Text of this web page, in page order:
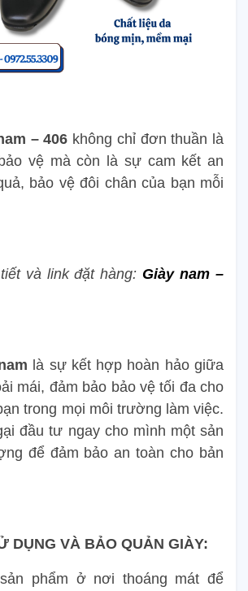
– 406 không chỉ đơn thuần là
vệ mà còn là sự cam kết an
bảo vệ đôi chân của bạn mỗi
và link đặt hàng: Giày nam –
là sự kết hợp hoàn hảo giữa
mái, đảm bảo bảo vệ tối đa cho
trong mọi môi trường làm việc.
đầu tư ngay cho mình một sản
để đảm bảo an toàn cho bản
DỤNG VÀ BẢO QUẢN GIÀY:
phẩm ở nơi thoáng mát để